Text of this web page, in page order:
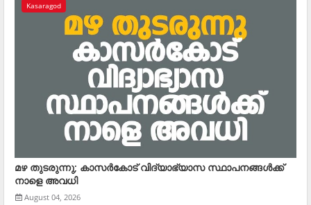
Kasaragod
മഴ തുടരുന്നു; കാസര്‍കോട് വിദ്യാഭ്യാസ സ്ഥാപനങ്ങള്‍ക്ക്
നാളെ അവധി
August 04, 2026